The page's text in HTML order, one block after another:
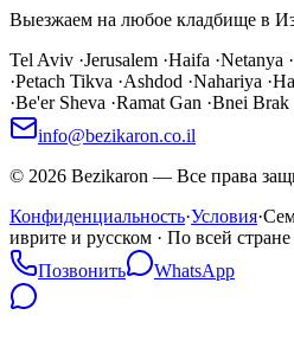
Выезжаем на любое кладбище в
Tel Aviv ·Jerusalem ·Haifa ·Netanya ·
·Petach Tikva ·Ashdod ·Nahariya ·
·Be'er Sheva ·Ramat Gan ·Bnei Brak
info@bezikaron.co.il
© 2026 Bezikaron — Все права
Конфиденциальность·Условия·
иврите и русском · По всей стране
Позвонить
WhatsApp